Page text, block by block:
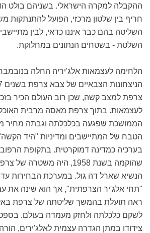
ההקבלה למקרה הישראלי. בשניהם בולט
חריף בין שלטון מרכזי, הפועל להתנתקות
השליטה בהם כבר איננו כדאי, לבין
השלטת - בשטחים הנתונים במחלוקת.
צרפת למצב קשה, שכן רוב העולם הכיר
לעצמאות. בתוך צרפת מאסה מרבית
הממושכת שפגעה בכלכלתה וגבתה מחיר
הטבח של המתיישבים ומדיניות "היד
בערכיה כמדינה דמוקרטית. בתקופת
שהוקמה בשנת 1958, היה
הנשיא שארל דה גול. במערכת הבחירות
"תחי אלג'יר הצרפתית", אך הוא שינה את
ראה תועלת בהמשך שליטתה של צרפת
צידודו במתן הגדרה עצמית לאלג'ירים,